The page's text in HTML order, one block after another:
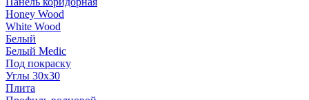
Honey Wood
White Wood
Белый
Белый Medic
Под покраску
Углы 30х30
Плита